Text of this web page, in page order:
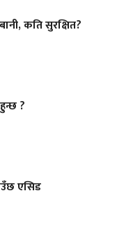
कति सुरक्षित?
?
एसिड